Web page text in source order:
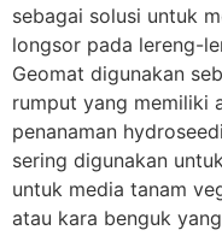
sebagai solusi untuk
longsor pada lereng-
Geomat digunakan
rumput yang memiliki
penanaman
sering digunakan
untuk media tanam
atau kara benguk